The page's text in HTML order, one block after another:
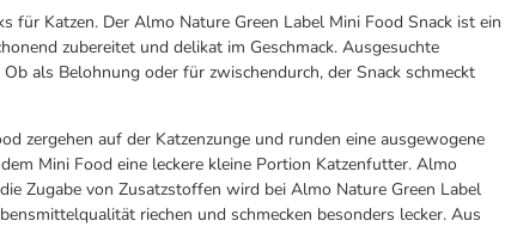
für Katzen. Der Almo Nature Green Label Mini Food Snack ist ein
zubereitet und delikat im Geschmack. Ausgesuchte
als Belohnung oder für zwischendurch, der Snack schmeckt
zergehen auf der Katzenzunge und runden eine ausgewogene
Mini Food eine leckere kleine Portion Katzenfutter. Almo
Zugabe von Zusatzstoffen wird bei Almo Nature Green Label
riechen und schmecken besonders lecker. Aus